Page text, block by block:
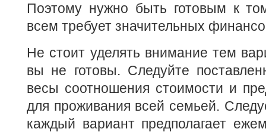
Поэтому нужно быть готовым к
всем требует значительных
Не стоит уделять внимание тем
вы не готовы. Следуйте
весы соотношения стоимости и
для проживания всей семьей.
каждый вариант предполагает